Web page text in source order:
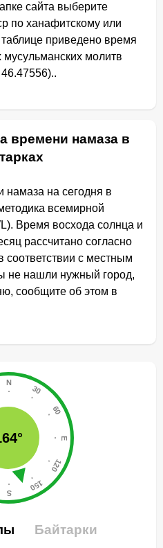
сайта выберите
по ханафитскому или
приведено время
молитв
времени намаза в
на сегодня в
всемирной
Время восхода солнца и
рассчитано согласно
соответствии с местным
не нашли нужный город,
сообщите об этом в
Байтарки